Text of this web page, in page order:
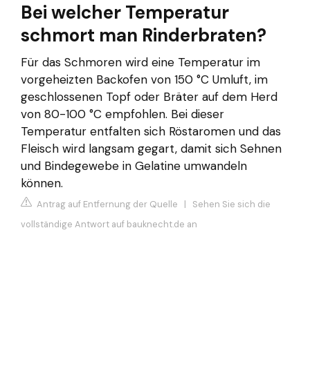
Bei welcher Temperatur
schmort man Rinderbraten?
Für das Schmoren wird eine Temperatur im
vorgeheizten Backofen von 150 °C Umluft, im
geschlossenen Topf oder Bräter auf dem Herd
von 80-100 °C empfohlen. Bei dieser
Temperatur entfalten sich Röstaromen und das
Fleisch wird langsam gegart, damit sich Sehnen
und Bindegewebe in Gelatine umwandeln
können.
Antrag auf Entfernung der Quelle | Sehen Sie sich die
vollständige Antwort auf bauknecht.de an